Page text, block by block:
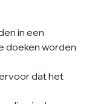
in een
doeken worden
dat het